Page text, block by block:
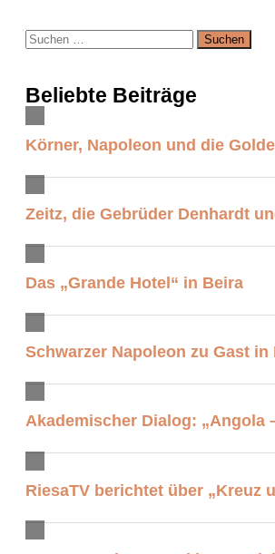
Suchen
nach:
Beliebte Beiträge
Körner, Napoleon und die
Zeitz, die Gebrüder Denhardt
Das „Grande Hotel“ in Beira
Schwarzer Napoleon zu Gast in
Akademischer Dialog: „Angola
RiesaTV berichtet über „Kreuz